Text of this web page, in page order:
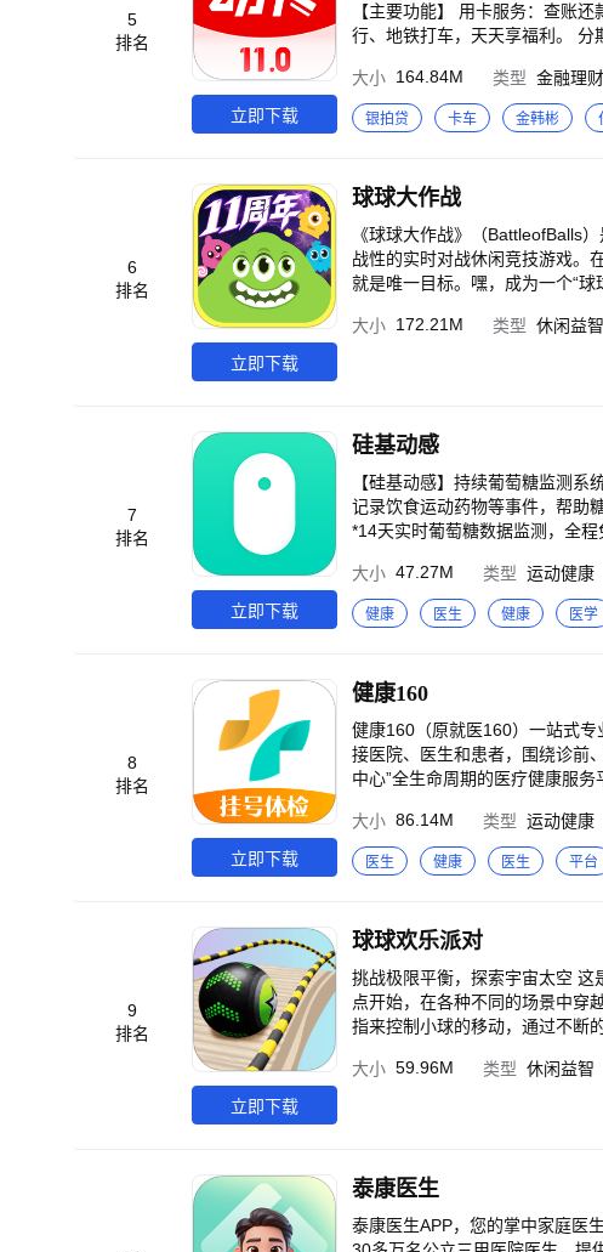
5
排名
立即下载
【主要功能】 用卡服务：查账
行、地铁打车，天天享福利。 分
总有一款适合你。 办卡畅享优
申请一份专属的关爱。 主卡管理
享兑精彩生活：9积分兑奶茶咖
大小 164.84M 类型 金融理财
银拍贷 卡车 金韩彬
6
排名
立即下载
球球大作战
《球球大作战》（BattleofBalls）是轻松
战性的实时对战休闲竞技游戏。
就是唯一目标。嘿，成为一个“球球巨无霸”是每个球球的
不要沮丧，飞毛腿的你，只要不
好像会安全一些啊”对战的策略就在你的指尖，
以自定义外观和名字。“嘿，快到
喔！快来为自己起个霸气的名字吧！ 4.“老少通吃”的游戏伙伴 跨房间，跨楼层，跨年龄层，跨地域，在
你遇见谁都是有可能的喔。斗智
但真的很好玩啊！哈哈哈！
大小 172.21M 类型 休闲益智
7
排名
立即下载
硅基动感
【硅基动感】持续葡萄糖监测系
记录饮食运动药物等事件，帮助糖尿病患者控糖管理。 注意：该软件
*14天实时葡萄糖数据监测，全
大小 47.27M 类型 运动健康
健康 医生 健康 医学
8
排名
立即下载
健康160
健康160（原就医160）一站式专
接医院、医生和患者，围绕诊前
中心”全生命周期的医疗健康服务平台。 免责声明： 1）健康160所提供的医疗咨询服务系国家法律法规规定的医疗卫生信息服务
责，"健康160不予以负责。用户
动，包括但不限于药品信息服务
政策和国家法律法规的强制性规
会尽快与你联系。
大小 86.14M 类型 运动健康
医生 健康 医生 平台
9
排名
立即下载
球球欢乐派对
挑战极限平衡，探索宇宙太空
点开始，在各种不同的场景中穿
指来控制小球的移动，通过不断
往后闯关难度越高，快来开启你
大小 59.96M 类型 休闲益智
泰康医生
泰康医生APP，您的掌中家庭医生！ 【核心服务】 快速问诊——轻症小病线上快速问，图文、电话都支持，